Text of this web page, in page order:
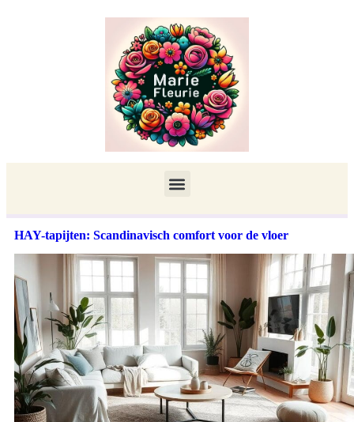
HAY-tapijten: Scandinavisch comfort voor de vloer